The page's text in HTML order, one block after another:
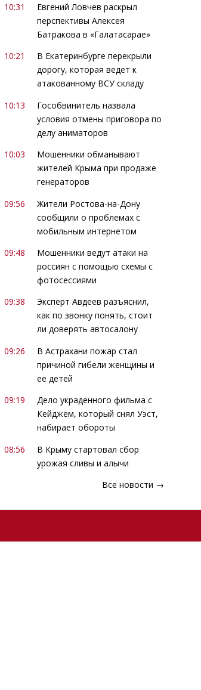
10:31
Евгений Ловчев раскрыл
перспективы Алексея
Батракова в «Галатасарае»
10:21
В Екатеринбурге перекрыли
дорогу, которая ведет к
атакованному ВСУ складу
10:13
Гособвинитель назвала
условия отмены приговора по
делу аниматоров
10:03
Мошенники обманывают
жителей Крыма при продаже
генераторов
09:56
Жители Ростова-на-Дону
сообщили о проблемах с
мобильным интернетом
09:48
Мошенники ведут атаки на
россиян с помощью схемы с
фотосессиями
09:38
Эксперт Авдеев разъяснил,
как по звонку понять, стоит
ли доверять автосалону
09:26
В Астрахани пожар стал
причиной гибели женщины и
ее детей
09:19
Дело украденного фильма с
Кейджем, который снял Уэст,
набирает обороты
08:56
В Крыму стартовал сбор
урожая сливы и алычи
Все новости →